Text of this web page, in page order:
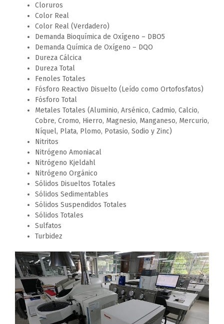
Cloruros
Color Real
Color Real (Verdadero)
Demanda Bioquímica de Oxígeno – DBO5
Demanda Química de Oxígeno – DQO
Dureza Cálcica
Dureza Total
Fenoles Totales
Fósforo Reactivo Disuelto (Leído como Ortofosfatos)
Fósforo Total
Metales Totales (Aluminio, Arsénico, Cadmio, Calcio,
Cobre, Cromo, Hierro, Magnesio, Manganeso, Mercurio,
Níquel, Plata, Plomo, Potasio, Sodio y Zinc)
Nitritos
Nitrógeno Amoniacal
Nitrógeno Kjeldahl
Nitrógeno Orgánico
Sólidos Disueltos Totales
Sólidos Sedimentables
Sólidos Suspendidos Totales
Sólidos Totales
Sulfatos
Turbidez